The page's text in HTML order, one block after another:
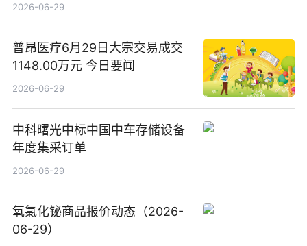
2026-06-29
普昂医疗6月29日大宗交易成交
1148.00万元 今日要闻
2026-06-29
中科曙光中标中国中车存储设备
年度集采订单
2026-06-29
氧氯化铋商品报价动态（2026-
06-29）